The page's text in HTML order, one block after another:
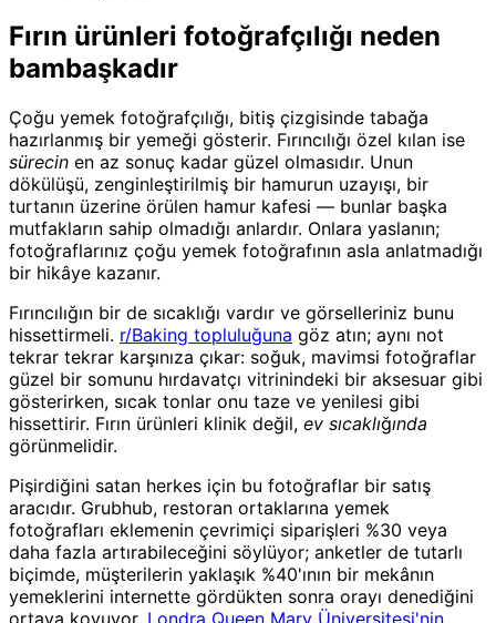
Fırın ürünleri fotoğrafçılığı neden
bambaşkadır
Çoğu yemek fotoğrafçılığı, bitiş çizgisinde tabağa
hazırlanmış bir yemeği gösterir. Fırıncılığı özel kılan ise
sürecin en az sonuç kadar güzel olmasıdır. Unun
dökülüşü, zenginleştirilmiş bir hamurun uzayışı, bir
turtanın üzerine örülen hamur kafesi — bunlar başka
mutfakların sahip olmadığı anlardır. Onlara yaslanın;
fotoğraflarınız çoğu yemek fotoğrafının asla anlatmadığı
bir hikâye kazanır.
Fırıncılığın bir de sıcaklığı vardır ve görselleriniz bunu
hissettirmeli. r/Baking topluluğuna göz atın; aynı not
tekrar tekrar karşınıza çıkar: soğuk, mavimsi fotoğraflar
güzel bir somunu hırdavatçı vitrinindeki bir aksesuar gibi
gösterirken, sıcak tonlar onu taze ve yenilesi gibi
hissettirir. Fırın ürünleri klinik değil, ev sıcaklığında
görünmelidir.
Pişirdiğini satan herkes için bu fotoğraflar bir satış
aracıdır. Grubhub, restoran ortaklarına yemek
fotoğrafları eklemenin çevrimiçi siparişleri %30 veya
daha fazla artırabileceğini söylüyor; anketler de tutarlı
biçimde, müşterilerin yaklaşık %40'ının bir mekânın
yemeklerini internette gördükten sonra orayı denediğini